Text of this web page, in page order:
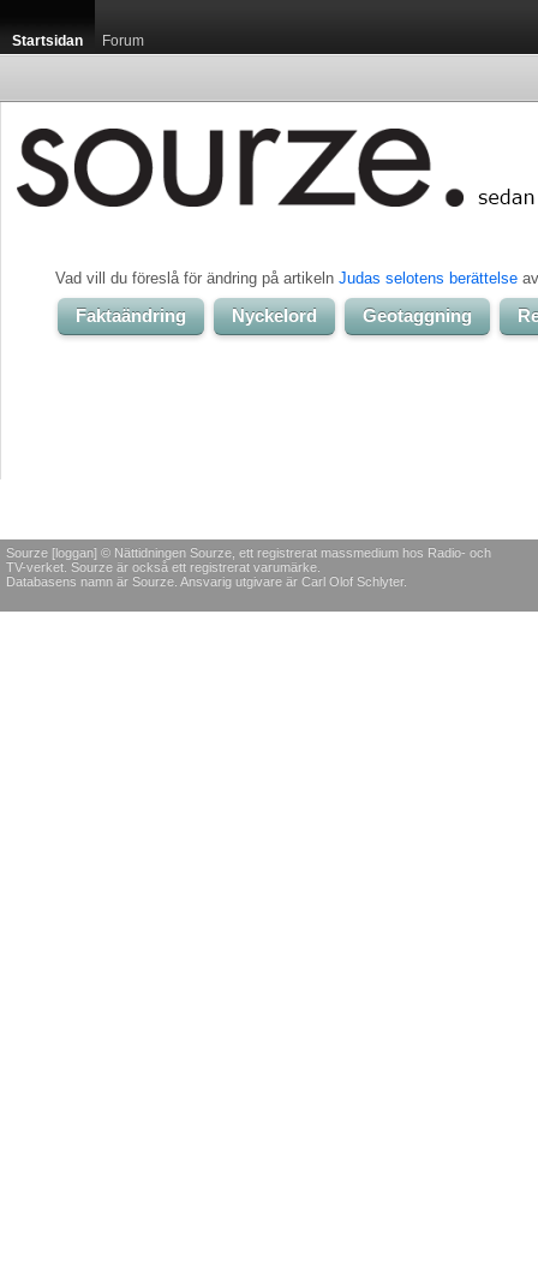
Startsidan Forum
Vad vill du föreslå för ändring på artikeln Judas selotens berättelse
Faktaändring Nyckelord Geotaggning
Sourze [loggan] © Nättidningen Sourze, ett registrerat massmedium hos Radio- och
TV-verket. Sourze är också ett registrerat varumärke.
Databasens namn är Sourze. Ansvarig utgivare är Carl Olof Schlyter.